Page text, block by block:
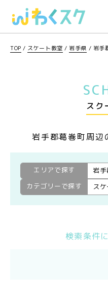
TOP / スケート教室 / 岩手県 / 岩手
スク
岩手郡葛巻町周辺
エリアで探す 岩
カテゴリーで探す
ス
検索条件